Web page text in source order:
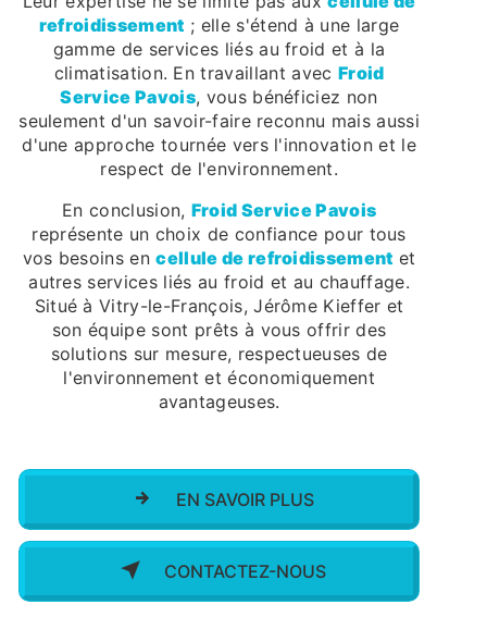
refroidissement ; elle s'étend à une large
gamme de services liés au froid et à la
climatisation. En travaillant avec Froid
Service Pavois, vous bénéficiez non
seulement d'un savoir-faire reconnu mais aussi
d'une approche tournée vers l'innovation et le
respect de l'environnement.
En conclusion, Froid Service Pavois
représente un choix de confiance pour tous
vos besoins encellule de refroidissement et
autres services liés au froid et au chauffage.
Situé à Vitry-le-François, Jérôme Kieffer et
son équipe sont prêts à vous offrir des
solutions sur mesure, respectueuses de
l'environnement et économiquement
avantageuses.
EN SAVOIR PLUS
CONTACTEZ-NOUS